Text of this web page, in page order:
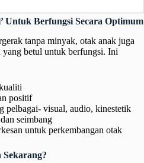
Untuk Berfungsi Secara Optimum
tanpa minyak, otak anak juga
yang betul untuk berfungsi. Ini
positif
pelbagai- visual, audio, kinestetik
seimbang
untuk perkembangan otak